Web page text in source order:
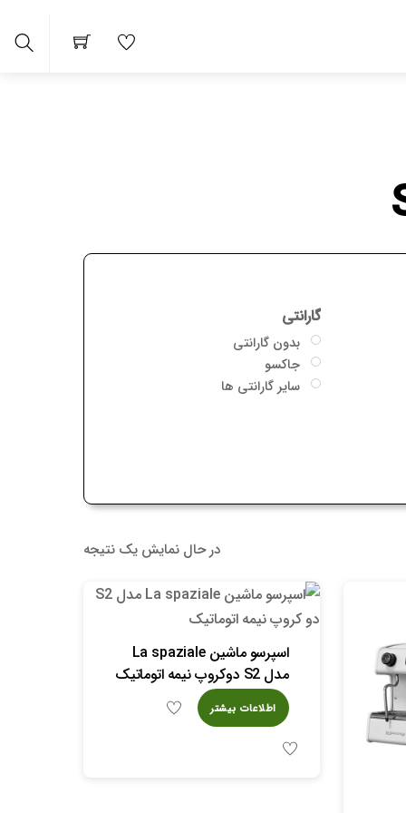
گارانتی
بدون گارانتی
جاکسو
سایر گارانتی ها
در حال نمایش یک نتیجه
اسپرسو ماشین La spaziale
مدل S2 دوکروپ نیمه اتوماتیک
اطلاعات بیشتر